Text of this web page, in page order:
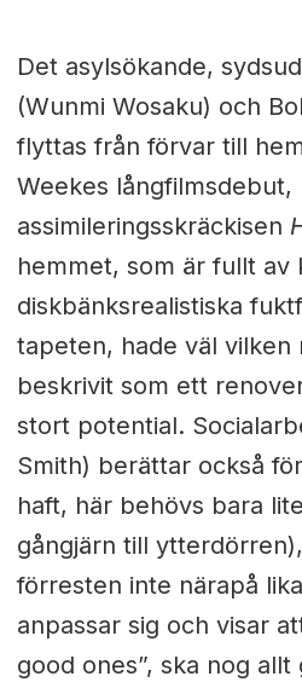
Det asylsökande,
(Wunmi Wosaku) och
flyttas från förvar till
Weekes långfilmsdebut,
assimileringsskräckisen
hemmet, som är fullt av
diskbänksrealistiska
tapeten, hade väl vilken
beskrivit som ett
stort potential.
Smith) berättar också
haft, här behövs bara
gångjärn till
förresten inte närapå
anpassar sig och visar
good ones”, ska nog allt